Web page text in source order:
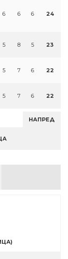
6 6 6 24
5 8 5 23
5 7 6 22
5 7 6 22
НАПРЕД